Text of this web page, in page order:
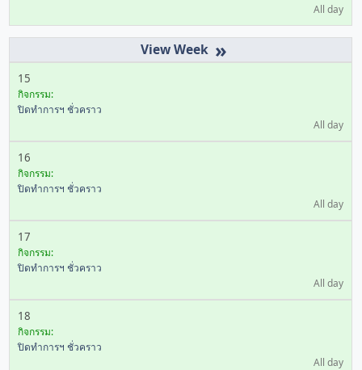
All day
»
15
กิจกรรม:
ปิดทำการฯ ชั่วคราว
All day
16
กิจกรรม:
ปิดทำการฯ ชั่วคราว
All day
17
กิจกรรม:
ปิดทำการฯ ชั่วคราว
All day
18
กิจกรรม:
ปิดทำการฯ ชั่วคราว
All day